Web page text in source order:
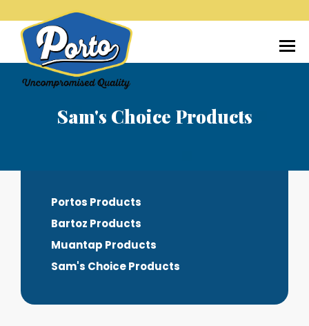
Tentang Kami
Produk
Sam's Choice Products
Portos Products
Bartoz Products
Muantap Products
Sam's Choice Products